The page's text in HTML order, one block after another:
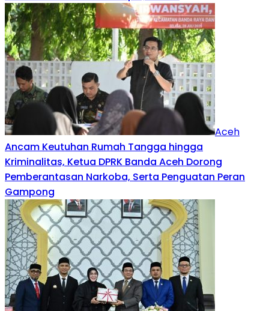
Aceh
Ancam Keutuhan Rumah Tangga hingga
Kriminalitas, Ketua DPRK Banda Aceh Dorong
Pemberantasan Narkoba, Serta Penguatan Peran
Gampong